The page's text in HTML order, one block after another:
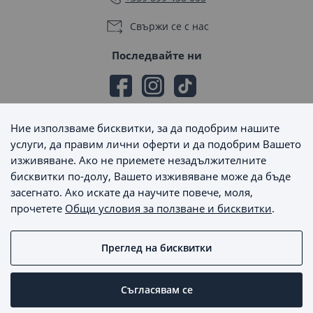
автомобилен собственик.
Как да изберете подходящите щори за
ще откриете модели, съвместими с
различни марки автомобили – BMW, VW, Porsche,
сиво, бежово и други. Всички модели са изработени от
висококачествени и устойчиви материали, което
гарантира дълготрайна употреба.
Преди да поръчате, уверете се в съвместимостта на
щората с вашия автомобил, за да се наслаждавате на
Свържи се с нас
Последвайте ни
Начини на плащане
Начини на доставка
MaxSale © 2026 - Всички права запазени
Ние използваме бисквитки, за да подобрим нашите
услуги, да правим лични оферти и да подобрим Вашето
изживяване. Ако не приемете незадължителните
бисквитки по-долу, Вашето изживяване може да бъде
засегнато. Ако искате да научите повече, моля,
прочетете Общи условия за ползване и бисквитки.
Съгласявам се
Преглед на бисквитки